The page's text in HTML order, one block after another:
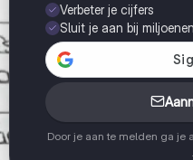
Verbeter je cijfers
Sluit je aan bij
Door je aan te melden ga je